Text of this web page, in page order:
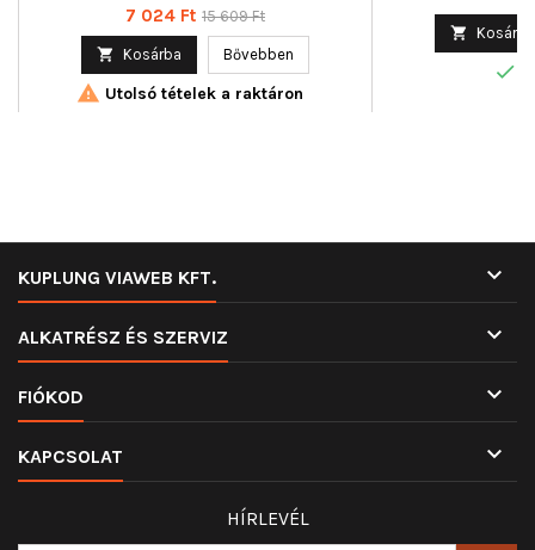
Ár
7 024 Ft Normál
15 609 Ft
 Kosárba Bővebben
 Utolsó tételek a raktáron
 Kosárba

KUPLUNG VIAWEB KFT. 
ALKATRÉSZ ÉS SZERVIZ 
FIÓKOD 
KAPCSOLAT 
HÍRLEVÉL